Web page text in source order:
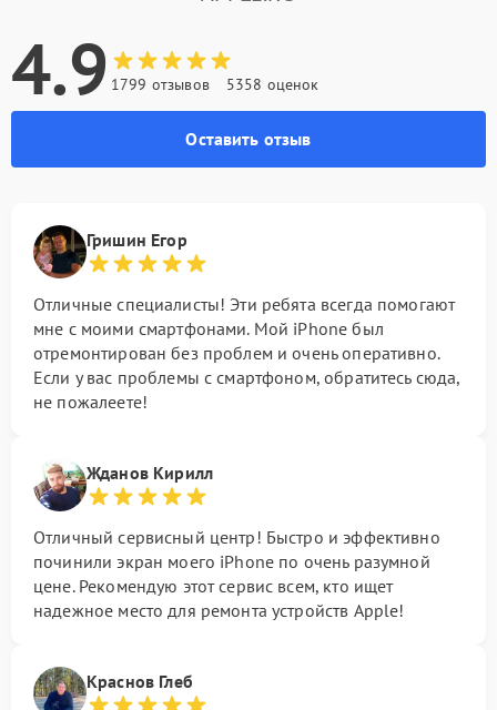
4.9 1799 отзывов 5358 оценок
Оставить отзыв
Гришин Егор
Отличные специалисты! Эти ребята всегда помогают
мне с моими смартфонами. Мой iPhone был
отремонтирован без проблем и очень оперативно.
Если у вас проблемы с смартфоном, обратитесь сюда,
не пожалеете!
Жданов Кирилл
Отличный сервисный центр! Быстро и эффективно
починили экран моего iPhone по очень разумной
цене. Рекомендую этот сервис всем, кто ищет
надежное место для ремонта устройств Apple!
Краснов Глеб